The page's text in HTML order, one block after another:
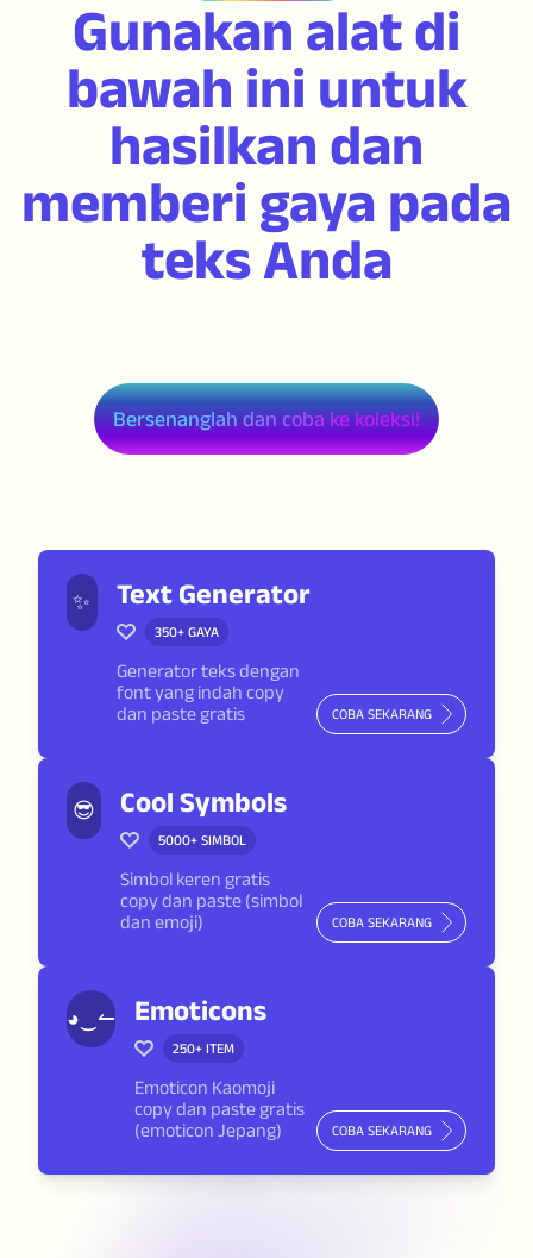
Gunakan alat di
bawah ini untuk
hasilkan dan
memberi gaya pada
teks Anda
Bersenanglah dan coba ke koleksi!
✨ Text Generator
350+ GAYA
Generator teks dengan
font yang indah copy
dan paste gratis
COBA SEKARANG
😎 Cool Symbols
5000+ SIMBOL
Simbol keren gratis
copy dan paste (simbol
dan emoji)
COBA SEKARANG
◕‿↼ Emoticons
250+ ITEM
Emoticon Kaomoji
copy dan paste gratis
(emoticon Jepang)
COBA SEKARANG